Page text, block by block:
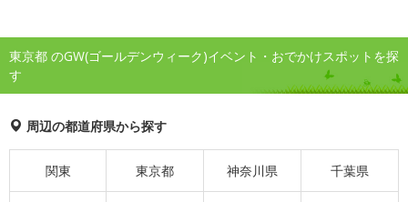
東京都 のGW(ゴールデンウィーク)イベント・おでかけスポットを探
す
周辺の都道府県から探す
関東 東京都 神奈川県 千葉県